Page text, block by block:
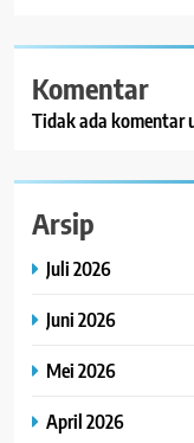
Komentar
Tidak ada
Arsip
Juli 2026
Juni 2026
Mei 2026
April 2026